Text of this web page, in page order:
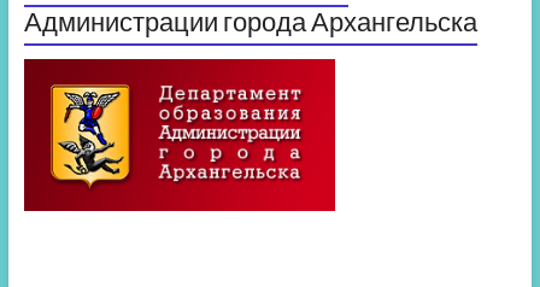
Администрации города Архангельска